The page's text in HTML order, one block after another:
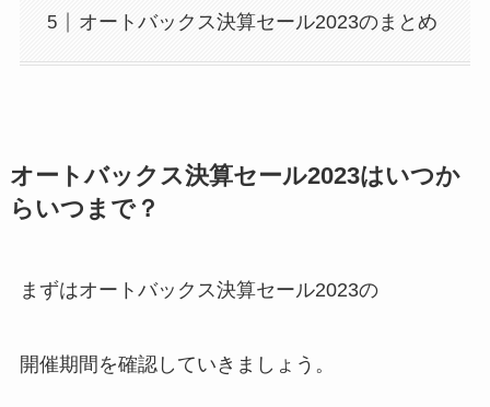
オートバックス決算セール2023のまとめ
オートバックス決算セール2023はいつか
らいつまで？
まずはオートバックス決算セール2023の
開催期間を確認していきましょう。